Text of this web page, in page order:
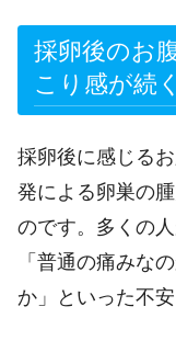
採卵後のお
こり感が続
採卵後に感じる
発による卵巣の
のです。多くの
「普通の痛みな
か」といった不安